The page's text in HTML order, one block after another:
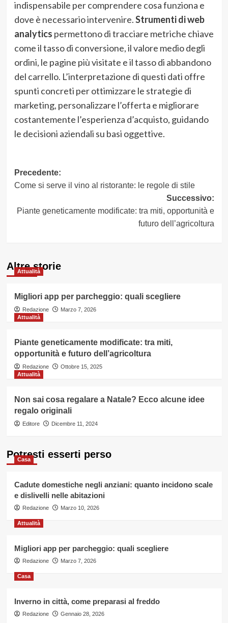
indispensabile per comprendere cosa funziona e
dove è necessario intervenire.Strumenti di web
analytics permettono di tracciare metriche chiave
come il tasso di conversione, il valore medio degli
ordini, le pagine più visitate e il tasso di abbandono
del carrello. L’interpretazione di questi dati offre
spunti concreti per ottimizzare le strategie di
marketing, personalizzare l’offerta e migliorare
costantemente l’esperienza d’acquisto, guidando
le decisioni aziendali su basi oggettive.
Navigazione
articolo
Precedente:
Come si serve il vino al ristorante: le regole di stile
Successivo:
Piante geneticamente modificate: tra miti, opportunità e
futuro dell’agricoltura
Altre storie
Attualità
Migliori app per parcheggio: quali scegliere
Redazione
Marzo 7, 2026
Attualità
Piante geneticamente modificate: tra miti,
opportunità e futuro dell’agricoltura
Redazione
Ottobre 15, 2025
Attualità
Non sai cosa regalare a Natale? Ecco alcune idee
regalo originali
Editore Dicembre 11, 2024
Potresti esserti perso
Casa
Cadute domestiche negli anziani: quanto incidono scale
e dislivelli nelle abitazioni
Redazione Marzo 10, 2026
Attualità
Migliori app per parcheggio: quali scegliere
Redazione Marzo 7, 2026
Casa
Inverno in città, come preparasi al freddo
Redazione Gennaio 28, 2026